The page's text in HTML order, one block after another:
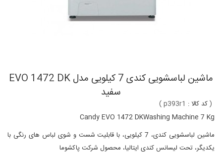
ماشین لباسشویی کندی 7 کیلویی مدل EVO 1472 DK
سفید
(کد کالا : p393r1
)
CandyEVO 1472 DKWashing Machine 7 Kg
ماشین لباسشویی کندی، 7 کیلویی، با قابلیت شست و شوی لباس های رنگی با
یکدیگر، تحت لیسانس کندی ایتالیا، محصول شرکت پاکشوما